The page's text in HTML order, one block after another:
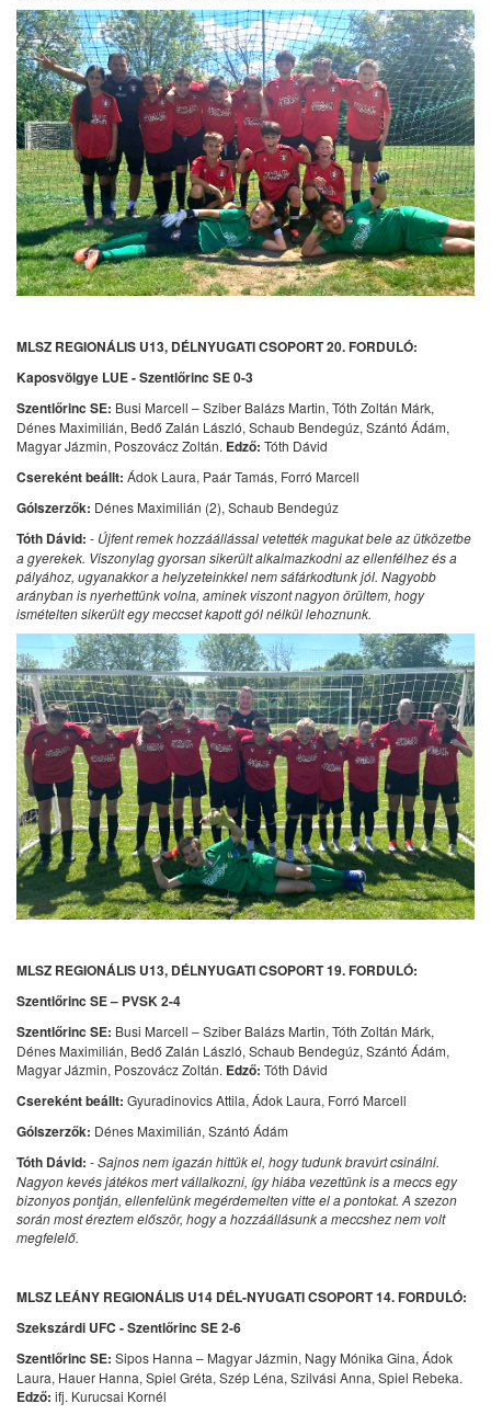
MLSZ REGIONÁLIS U13, DÉLNYUGATI CSOPORT 20. FORDULÓ:
Kaposvölgye LUE - Szentlőrinc SE 0-3
Szentlőrinc SE: Busi Marcell – Sziber Balázs Martin, Tóth Zoltán Márk,
Dénes Maximilián, Bedő Zalán László, Schaub Bendegúz, Szántó Ádám,
Magyar Jázmin, Poszovácz Zoltán. Edző: Tóth Dávid
Csereként beállt: Ádok Laura, Paár Tamás, Forró Marcell
Gólszerzők: Dénes Maximilián (2), Schaub Bendegúz
Tóth Dávid: - Újfent remek hozzáállással vetették magukat bele az ütközetbe
a gyerekek. Viszonylag gyorsan sikerült alkalmazkodni az ellenfélhez és a
pályához, ugyanakkor a helyzeteinkkel nem sáfárkodtunk jól. Nagyobb
arányban is nyerhettünk volna, aminek viszont nagyon örültem, hogy
ismételten sikerült egy meccset kapott gól nélkül lehoznunk.
MLSZ REGIONÁLIS U13, DÉLNYUGATI CSOPORT 19. FORDULÓ:
Szentlőrinc SE – PVSK 2-4
Szentlőrinc SE: Busi Marcell – Sziber Balázs Martin, Tóth Zoltán Márk,
Dénes Maximilián, Bedő Zalán László, Schaub Bendegúz, Szántó Ádám,
Magyar Jázmin, Poszovácz Zoltán. Edző: Tóth Dávid
Csereként beállt: Gyuradinovics Attila, Ádok Laura, Forró Marcell
Gólszerzők: Dénes Maximilián, Szántó Ádám
Tóth Dávid: - Sajnos nem igazán hittük el, hogy tudunk bravúrt csinálni.
Nagyon kevés játékos mert vállalkozni, így hiába vezettünk is a meccs egy
bizonyos pontján, ellenfelünk megérdemelten vitte el a pontokat. A szezon
során most éreztem először, hogy a hozzáállásunk a meccshez nem volt
megfelelő.
MLSZ LEÁNY REGIONÁLIS U14 DÉL-NYUGATI CSOPORT 14. FORDULÓ:
Szekszárdi UFC - Szentlőrinc SE 2-6
Szentlőrinc SE: Sipos Hanna – Magyar Jázmin, Nagy Mónika Gina, Ádok
Laura, Hauer Hanna, Spiel Gréta, Szép Léna, Szilvási Anna, Spiel Rebeka.
Edző: ifj. Kurucsai Kornél